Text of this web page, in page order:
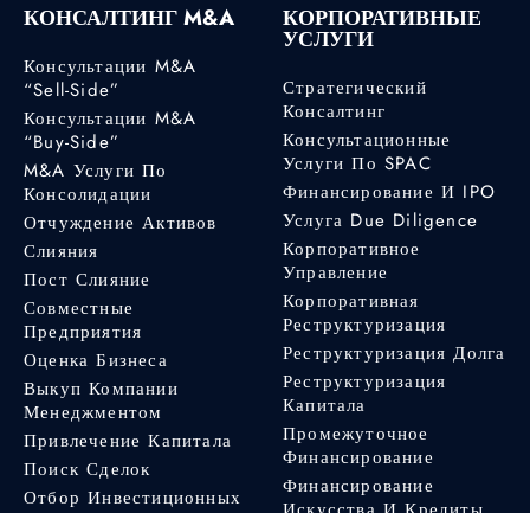
КОНСАЛТИНГ M&A
Консультации M&A
“Sell-Side”
Консультации M&A
“Buy-Side”
M&A Услуги По
Консолидации
Отчуждение Активов
Слияния
Пост Слияние
Совместные
Предприятия
Оценка Бизнеса
Выкуп Компании
Менеджментом
Привлечение Капитала
Поиск Сделок
Отбор Инвестиционных
КОРПОРАТИВНЫЕ
УСЛУГИ
Стратегический
Консалтинг
Консультационные
Услуги По SPAC
Финансирование И IPO
Услуга Due Diligence
Корпоративное
Управление
Корпоративная
Реструктуризация
Реструктуризация Долга
Реструктуризация
Капитала
Промежуточное
Финансирование
Финансирование